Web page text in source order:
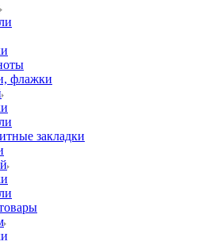
флажки
закладки